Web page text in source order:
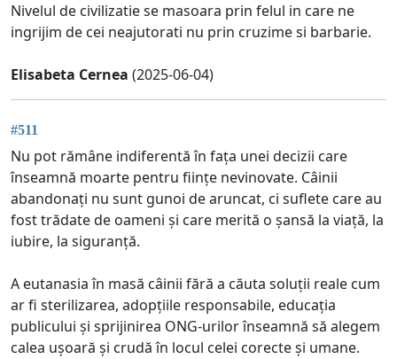
Nivelul de civilizatie se masoara prin felul in care ne
ingrijim de cei neajutorati nu prin cruzime si barbarie.
Elisabeta Cernea (2025-06-04)
#511
Nu pot rămâne indiferentă în fața unei decizii care
înseamnă moarte pentru ființe nevinovate. Câinii
abandonați nu sunt gunoi de aruncat, ci suflete care au
fost trădate de oameni și care merită o șansă la viață, la
iubire, la siguranță.
A eutanasia în masă câinii fără a căuta soluții reale cum
ar fi sterilizarea, adopțiile responsabile, educația
publicului și sprijinirea ONG-urilor înseamnă să alegem
calea ușoară și crudă în locul celei corecte și umane.